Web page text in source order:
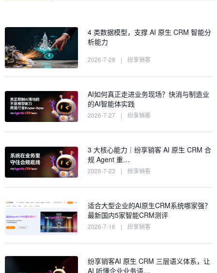
4 类数据模型，支撑 AI 原生 CRM 智能分
析能力
2026-7-28 | 纷享销客
AI如何真正走进业务现场？快消与制造业
的AI智能体实践
2026-7-27 | 纷享销客
3 大核心能力｜纷享销客 AI 原生 CRM 合
规 Agent 重…
2026-7-23 | 纷享销客
适合大型企业的AI原生CRM系统哪家强？
最新国内5家智能CRM测评
2026-7-16 | 纷享销客
纷享销客AI 原生 CRM 三层语义体系，让
AI 听懂企业业务语…